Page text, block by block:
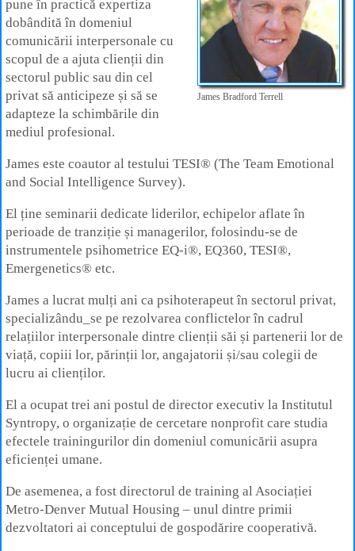
James Bradford Terrell
pune în practică expertiza
dobândită în domeniul
comunicării interpersonale cu
scopul de a ajuta clienții din
sectorul public sau din cel
privat să anticipeze și să se
adapteze la schimbările din
mediul profesional.
James este coautor al testului TESI® (The Team Emotional
and Social Intelligence Survey).
El ține seminarii dedicate liderilor, echipelor aflate în
perioade de tranziție și managerilor, folosindu-se de
instrumentele psihometrice EQ-i®, EQ360, TESI®,
Emergenetics® etc.
James a lucrat mulți ani ca psihoterapeut în sectorul privat,
specializându_se pe rezolvarea conflictelor în cadrul
relațiilor interpersonale dintre clienții săi și partenerii lor de
viață, copiii lor, părinții lor, angajatorii și/sau colegii de
lucru ai clienților.
El a ocupat trei ani postul de director executiv la Institutul
Syntropy, o organizație de cercetare nonprofit care studia
efectele trainingurilor din domeniul comunicării asupra
eficienței umane.
De asemenea, a fost directorul de training al Asociației
Metro-Denver Mutual Housing – unul dintre primii
dezvoltatori ai conceptului de gospodărire cooperativă.